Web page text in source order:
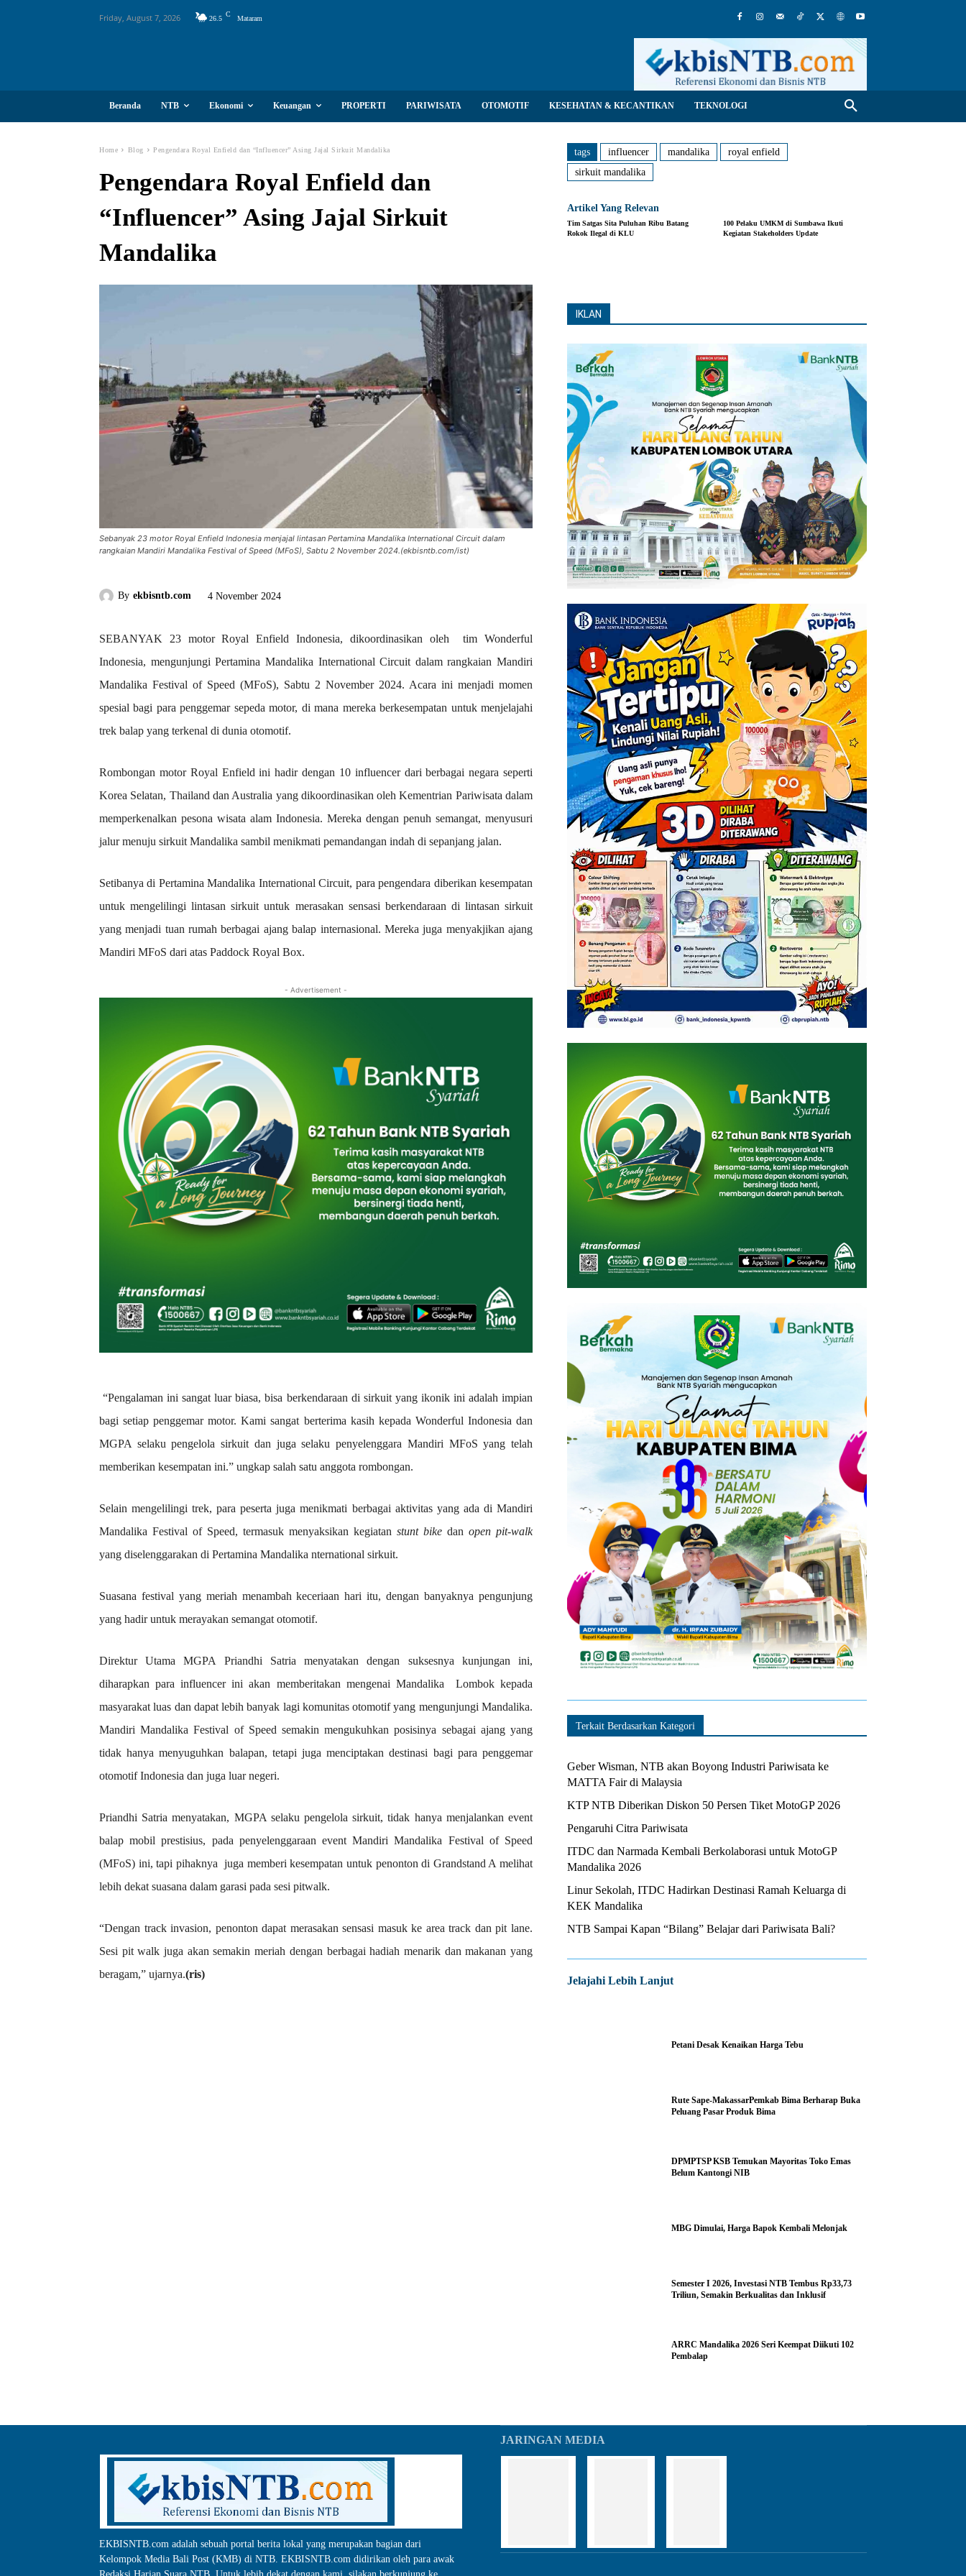
Friday, August 7, 2026 26.5
C
Mataram
Beranda NTB Ekonomi Keuangan PROPERTI PARIWISATA OTOMOTIF KESEHATAN & KECANTIKAN TEKNOLOGI
Home Blog Pengendara Royal Enfield dan “Influencer” Asing Jajal Sirkuit Mandalika
Pengendara Royal Enfield dan
“Influencer” Asing Jajal Sirkuit
Mandalika
Sebanyak 23 motor Royal Enfield Indonesia menjajal lintasan Pertamina Mandalika International Circuit dalam
rangkaian Mandiri Mandalika Festival of Speed (MFoS), Sabtu 2 November 2024.(ekbisntb.com/ist)
By ekbisntb.com 4 November 2024
SEBANYAK 23 motor Royal Enfield Indonesia, dikoordinasikan oleh tim Wonderful
Indonesia, mengunjungi Pertamina Mandalika International Circuit dalam rangkaian Mandiri
Mandalika Festival of Speed (MFoS), Sabtu 2 November 2024. Acara ini menjadi momen
spesial bagi para penggemar sepeda motor, di mana mereka berkesempatan untuk menjelajahi
trek balap yang terkenal di dunia otomotif.
Rombongan motor Royal Enfield ini hadir dengan 10 influencer dari berbagai negara seperti
Korea Selatan, Thailand dan Australia yang dikoordinasikan oleh Kementrian Pariwisata dalam
memperkenalkan pesona wisata alam Indonesia. Mereka dengan penuh semangat, menyusuri
jalur menuju sirkuit Mandalika sambil menikmati pemandangan indah di sepanjang jalan.
Setibanya di Pertamina Mandalika International Circuit, para pengendara diberikan kesempatan
untuk mengelilingi lintasan sirkuit untuk merasakan sensasi berkendaraan di lintasan sirkuit
yang menjadi tuan rumah berbagai ajang balap internasional. Mereka juga menyakjikan ajang
Mandiri MFoS dari atas Paddock Royal Box.
- Advertisement -
“Pengalaman ini sangat luar biasa, bisa berkendaraan di sirkuit yang ikonik ini adalah impian
bagi setiap penggemar motor. Kami sangat berterima kasih kepada Wonderful Indonesia dan
MGPA selaku pengelola sirkuit dan juga selaku penyelenggara Mandiri MFoS yang telah
memberikan kesempatan ini.” ungkap salah satu anggota rombongan.
Selain mengelilingi trek, para peserta juga menikmati berbagai aktivitas yang ada di Mandiri
Mandalika Festival of Speed, termasuk menyaksikan kegiatan stunt bike dan open pit-walk
yang diselenggarakan di Pertamina Mandalika nternational sirkuit.
Suasana festival yang meriah menambah keceriaan hari itu, dengan banyaknya pengunjung
yang hadir untuk merayakan semangat otomotif.
Direktur Utama MGPA Priandhi Satria menyatakan dengan suksesnya kunjungan ini,
diharapkan para influencer ini akan memberitakan mengenai Mandalika Lombok kepada
masyarakat luas dan dapat lebih banyak lagi komunitas otomotif yang mengunjungi Mandalika.
Mandiri Mandalika Festival of Speed semakin mengukuhkan posisinya sebagai ajang yang
tidak hanya menyuguhkan balapan, tetapi juga menciptakan destinasi bagi para penggemar
otomotif Indonesia dan juga luar negeri.
Priandhi Satria menyatakan, MGPA selaku pengelola sirkuit, tidak hanya menjalankan event
balap mobil prestisius, pada penyelenggaraan event Mandiri Mandalika Festival of Speed
(MFoS) ini, tapi pihaknya juga memberi kesempatan untuk penonton di Grandstand A melihat
lebih dekat suasana dalam garasi pada sesi pitwalk.
“Dengan track invasion, penonton dapat merasakan sensasi masuk ke area track dan pit lane.
Sesi pit walk juga akan semakin meriah dengan berbagai hadiah menarik dan makanan yang
beragam,” ujarnya.(ris)
tags influencer mandalika
royal enfield
sirkuit mandalika
Artikel Yang Relevan
Tim Satgas Sita Puluhan Ribu Batang
Rokok Ilegal di KLU
100 Pelaku UMKM di Sumbawa Ikuti
Kegiatan Stakeholders Update
IKLAN
Terkait Berdasarkan Kategori
Geber Wisman, NTB akan Boyong Industri Pariwisata ke
MATTA Fair di Malaysia
KTP NTB Diberikan Diskon 50 Persen Tiket MotoGP 2026
Pengaruhi Citra Pariwisata
ITDC dan Narmada Kembali Berkolaborasi untuk MotoGP
Mandalika 2026
Linur Sekolah, ITDC Hadirkan Destinasi Ramah Keluarga di
KEK Mandalika
NTB Sampai Kapan “Bilang” Belajar dari Pariwisata Bali?
Jelajahi Lebih Lanjut
Petani Desak Kenaikan Harga Tebu
Rute Sape-MakassarPemkab Bima Berharap Buka
Peluang Pasar Produk Bima
DPMPTSP KSB Temukan Mayoritas Toko Emas
Belum Kantongi NIB
MBG Dimulai, Harga Bapok Kembali Melonjak
Semester I 2026, Investasi NTB Tembus Rp33,73
Triliun, Semakin Berkualitas dan Inklusif
ARRC Mandalika 2026 Seri Keempat Diikuti 102
Pembalap
EKBISNTB.com adalah sebuah portal berita lokal yang merupakan bagian dari
Kelompok Media Bali Post (KMB) di NTB. EKBISNTB.com didirikan oleh para awak
JARINGAN MEDIA